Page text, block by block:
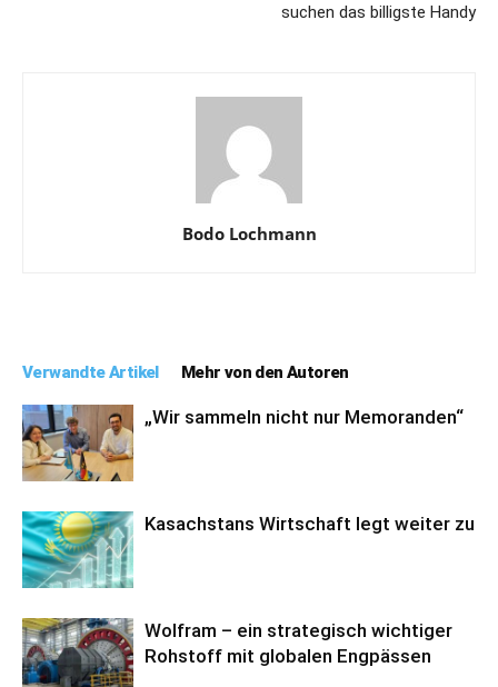
suchen das billigste Handy
Bodo Lochmann
Verwandte Artikel Mehr von den Autoren
„Wir sammeln nicht nur Memoranden“
Kasachstans Wirtschaft legt weiter zu
Wolfram – ein strategisch wichtiger
Rohstoff mit globalen Engpässen